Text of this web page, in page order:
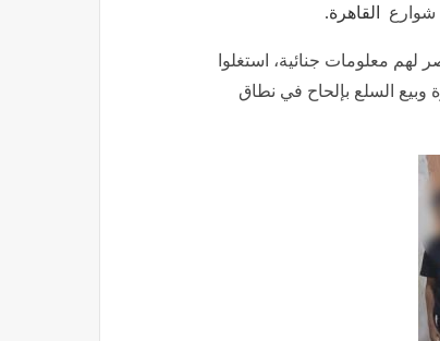
شوارع
القاهرة.
لهم معلومات جنائية، استغلوا
وبيع السلع بإلحاح في نطاق